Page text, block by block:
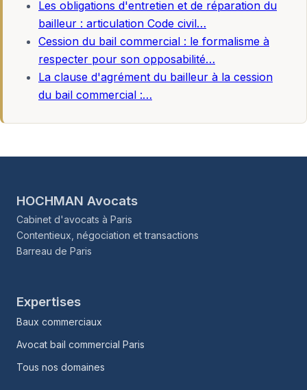
Les obligations d'entretien et de réparation du
bailleur : articulation Code civil…
Cession du bail commercial : le formalisme à
respecter pour son opposabilité…
La clause d'agrément du bailleur à la cession
du bail commercial :…
HOCHMAN Avocats
Cabinet d'avocats à Paris
Contentieux, négociation et transactions
Barreau de Paris
Expertises
Baux commerciaux
Avocat bail commercial Paris
Tous nos domaines